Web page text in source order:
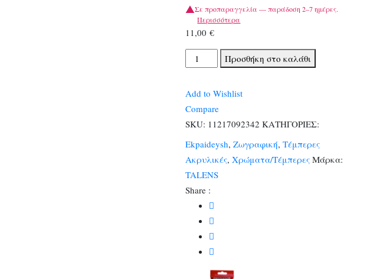
Σε προπαραγγελία — παράδοση 2–7 ημέρες.
Περισσότερα
11,00€
TALENS
ΧΡΩΜΑΤΑ
120ml
SIENNA
N.234
ποσότητα
Προσθήκη στο καλάθι
Add to Wishlist
Compare
SKU: 11217092342 ΚΑΤΗΓΟΡΙΕΣ:
Ekpaideysh,Ζωγραφική,Τέμπερες
Ακρυλικές,Χρώματα/Τέμπερες Μάρκα:
TALENS
Share :